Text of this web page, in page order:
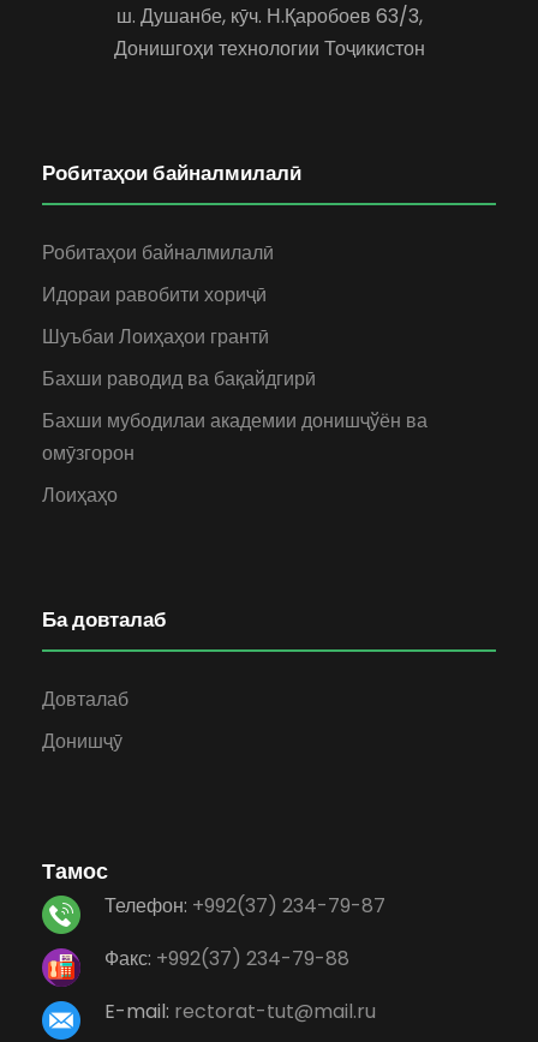
ш. Душанбе, кӯч. Н.Қаробоев 63/3,
Донишгоҳи технологии Тоҷикистон
Робитаҳои байналмилалӣ
Робитаҳои байналмилалӣ
Идораи равобити хориҷӣ
Шуъбаи Лоиҳаҳои грантӣ
Бахши раводид ва бақайдгирӣ
Бахши мубодилаи академии донишҷўён ва
омӯзгорон
Лоиҳаҳо
Ба довталаб
Довталаб
Донишҷӯ
Тамос
Телефон: +992(37) 234-79-87
Факс: +992(37) 234-79-88
E-mail: rectorat-tut@mail.ru